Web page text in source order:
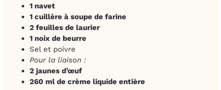
1 navet
1 cuillère à soupe de farine
2 feuilles de laurier
1 noix de beurre
Sel et poivre
Pour la liaison :
2 jaunes d’œuf
260 ml de crème liquide entière